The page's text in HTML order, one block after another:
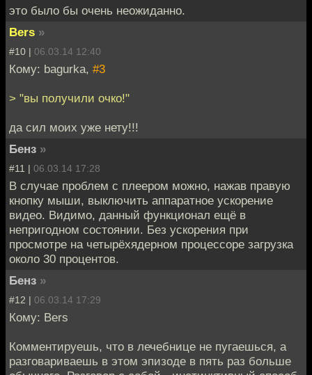
это было бы очень неожиданно.
Bers »
#10 | 06.03.14 12:40
Кому: bagurka, #3
> "вы получили очко!"
да сил моих уже нету!!!
Бенз »
#11 | 06.03.14 17:28
В случае проблем с плеером можно, нажав правую
кнопку мыши, выключить аппаратное ускорение
видео. Видимо, данный функционал ещё в
непригодном состоянии. Без ускорения при
просмотре на четырёхядерном процессоре загрузка
около 30 процентов.
Бенз »
#12 | 06.03.14 17:29
Кому: Bers
Комментируешь, что в лечебнице не пугаешься, а
разговариваешь в этом эпизоде в пять раз больше